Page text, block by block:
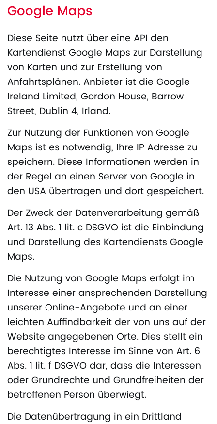
Google Maps
Diese Seite nutzt über eine API den
Kartendienst Google Maps zur Darstellung
von Karten und zur Erstellung von
Anfahrtsplänen. Anbieter ist die Google
Ireland Limited, Gordon House, Barrow
Street, Dublin 4, Irland.
Zur Nutzung der Funktionen von Google
Maps ist es notwendig, Ihre IP Adresse zu
speichern. Diese Informationen werden in
der Regel an einen Server von Google in
den USA übertragen und dort gespeichert.
Der Zweck der Datenverarbeitung gemäß
Art. 13 Abs. 1 lit. c DSGVO ist die Einbindung
und Darstellung des Kartendiensts Google
Maps.
Die Nutzung von Google Maps erfolgt im
Interesse einer ansprechenden Darstellung
unserer Online-Angebote und an einer
leichten Auffindbarkeit der von uns auf der
Website angegebenen Orte. Dies stellt ein
berechtigtes Interesse im Sinne von Art. 6
Abs. 1 lit. f DSGVO dar, dass die Interessen
oder Grundrechte und Grundfreiheiten der
betroffenen Person überwiegt.
Die Datenübertragung in ein Drittland